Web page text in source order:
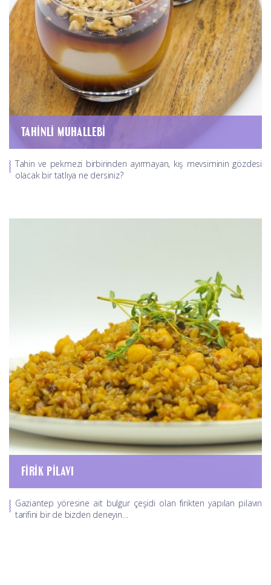
TAHINLI MUHALLEBI
Tahin ve pekmezi birbirinden ayırmayan, kış mevsiminin gözdesi
olacak bir tatlıya ne dersiniz?
FIRIK PILAVI
Gaziantep yöresine ait bulgur çeşidi olan firikten yapılan pilavın
tarifini bir de bizden deneyin…